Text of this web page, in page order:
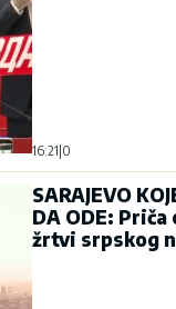
16:21 0
SARAJEVO
DA ODE:
žrtvi srpskog